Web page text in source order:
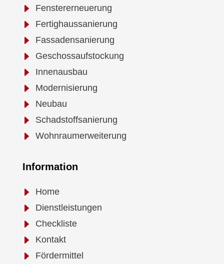
E Fenstererneuerung
E Fertighaussanierung
E Fassadensanierung
E Geschossaufstockung
E Innenausbau
E Modernisierung
E Neubau
E Schadstoffsanierung
E Wohnraumerweiterung
Information
E Home
E Dienstleistungen
E Checkliste
E Kontakt
E Fördermittel